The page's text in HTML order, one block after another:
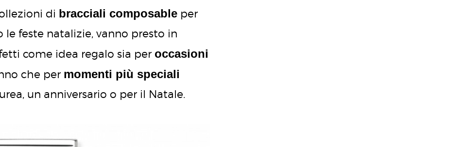
di bracciali composable per
feste natalizie, vanno presto in
come idea regalo sia per occasioni
che per momenti più speciali
un anniversario o per il Natale.